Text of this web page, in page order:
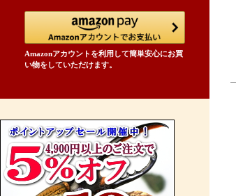
Amazonアカウントを利用して簡単安心にお買
い物をしていただけます。